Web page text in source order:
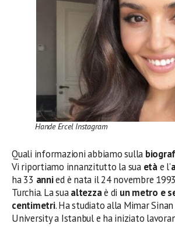
Hande Ercel Instagram
Quali informazioni abbiamo sulla
Vi riportiamo innanzitutto la sua etàe l’
ha 33 annied è nata il 24 novembre
Turchia. La suaaltezzaè di un metro e
centimetri. Ha studiato alla Mimar
University a Istanbul e ha iniziato